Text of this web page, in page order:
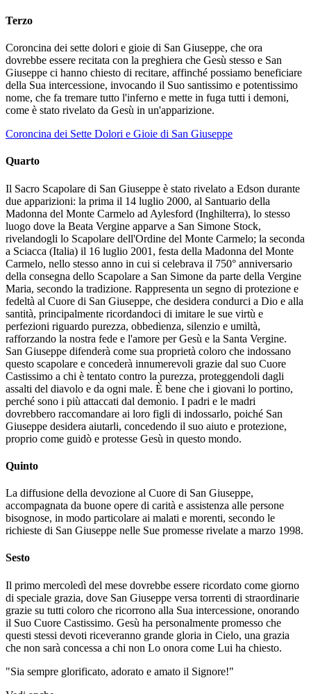
Terzo
Coroncina dei sette dolori e gioie di San Giuseppe, che ora
dovrebbe essere recitata con la preghiera che Gesù stesso e San
Giuseppe ci hanno chiesto di recitare, affinché possiamo beneficiare
della Sua intercessione, invocando il Suo santissimo e potentissimo
nome, che fa tremare tutto l'inferno e mette in fuga tutti i demoni,
come è stato rivelato da Gesù in un'apparizione.
Coroncina dei Sette Dolori e Gioie di San Giuseppe
Quarto
Il Sacro Scapolare di San Giuseppe è stato rivelato a Edson durante
due apparizioni: la prima il 14 luglio 2000, al Santuario della
Madonna del Monte Carmelo ad Aylesford (Inghilterra), lo stesso
luogo dove la Beata Vergine apparve a San Simone Stock,
rivelandogli lo Scapolare dell'Ordine del Monte Carmelo; la seconda
a Sciacca (Italia) il 16 luglio 2001, festa della Madonna del Monte
Carmelo, nello stesso anno in cui si celebrava il 750° anniversario
della consegna dello Scapolare a San Simone da parte della Vergine
Maria, secondo la tradizione. Rappresenta un segno di protezione e
fedeltà al Cuore di San Giuseppe, che desidera condurci a Dio e alla
santità, principalmente ricordandoci di imitare le sue virtù e
perfezioni riguardo purezza, obbedienza, silenzio e umiltà,
rafforzando la nostra fede e l'amore per Gesù e la Santa Vergine.
San Giuseppe difenderà come sua proprietà coloro che indossano
questo scapolare e concederà innumerevoli grazie dal suo Cuore
Castissimo a chi è tentato contro la purezza, proteggendoli dagli
assalti del diavolo e da ogni male. È bene che i giovani lo portino,
perché sono i più attaccati dal demonio. I padri e le madri
dovrebbero raccomandare ai loro figli di indossarlo, poiché San
Giuseppe desidera aiutarli, concedendo il suo aiuto e protezione,
proprio come guidò e protesse Gesù in questo mondo.
Quinto
La diffusione della devozione al Cuore di San Giuseppe,
accompagnata da buone opere di carità e assistenza alle persone
bisognose, in modo particolare ai malati e morenti, secondo le
richieste di San Giuseppe nelle Sue promesse rivelate a marzo 1998.
Sesto
Il primo mercoledì del mese dovrebbe essere ricordato come giorno
di speciale grazia, dove San Giuseppe versa torrenti di straordinarie
grazie su tutti coloro che ricorrono alla Sua intercessione, onorando
il Suo Cuore Castissimo. Gesù ha personalmente promesso che
questi stessi devoti riceveranno grande gloria in Cielo, una grazia
che non sarà concessa a chi non Lo onora come Lui ha chiesto.
"Sia sempre glorificato, adorato e amato il Signore!"